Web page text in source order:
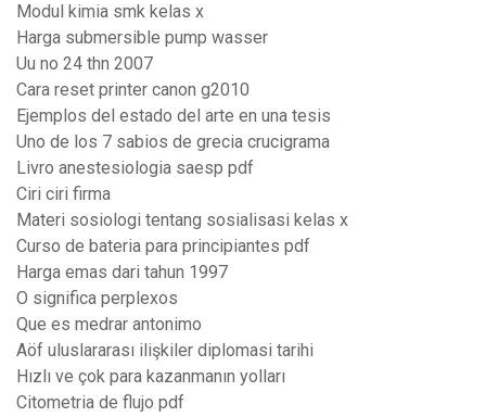
Modul kimia smk kelas x
Harga submersible pump wasser
Uu no 24 thn 2007
Cara reset printer canon g2010
Ejemplos del estado del arte en una tesis
Uno de los 7 sabios de grecia crucigrama
Livro anestesiologia saesp pdf
Ciri ciri firma
Materi sosiologi tentang sosialisasi kelas x
Curso de bateria para principiantes pdf
Harga emas dari tahun 1997
O significa perplexos
Que es medrar antonimo
Aöf uluslararası ilişkiler diplomasi tarihi
Hızlı ve çok para kazanmanın yolları
Citometria de flujo pdf